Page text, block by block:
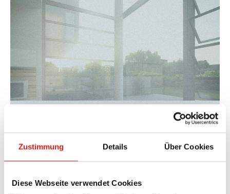
Zustimmung Details Über Cookies
Diese Webseite verwendet Cookies
At HAHN Lamellen, service means
above all competence and
continuity.
HAHN Lamellen's expert consultants accompany